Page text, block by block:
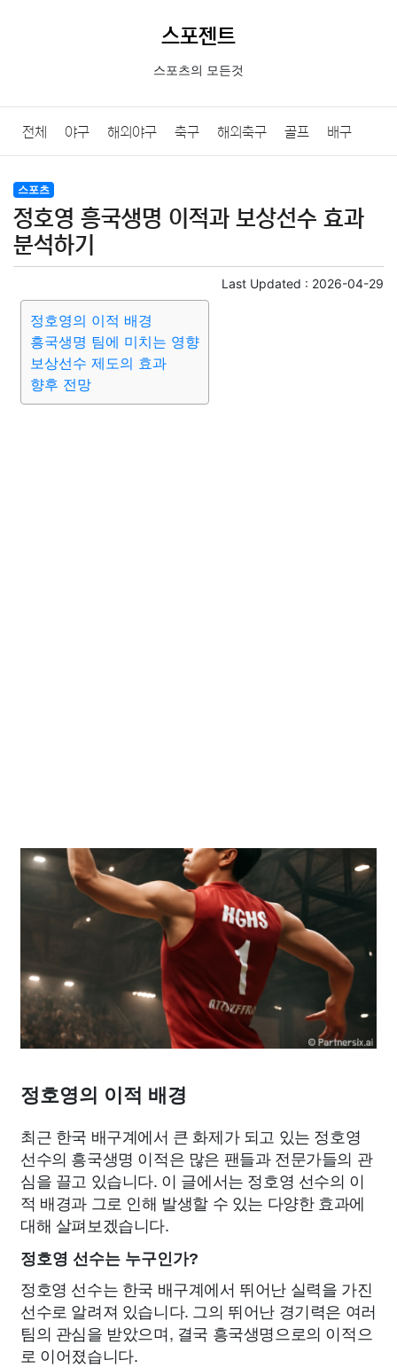
스포젠트
스포츠의 모든것
전체 야구 해외야구 축구 해외축구 골프 배구
농구
스포츠
정호영 흥국생명 이적과 보상선수 효과
분석하기
Last Updated : 2026-04-29
정호영의 이적 배경
흥국생명 팀에 미치는 영향
보상선수 제도의 효과
향후 전망
정호영의 이적 배경
최근 한국 배구계에서 큰 화제가 되고 있는 정호영
선수의 흥국생명 이적은 많은 팬들과 전문가들의 관
심을 끌고 있습니다. 이 글에서는 정호영 선수의 이
적 배경과 그로 인해 발생할 수 있는 다양한 효과에
대해 살펴보겠습니다.
정호영 선수는 누구인가?
정호영 선수는 한국 배구계에서 뛰어난 실력을 가진
선수로 알려져 있습니다. 그의 뛰어난 경기력은 여러
팀의 관심을 받았으며, 결국 흥국생명으로의 이적으
로 이어졌습니다.